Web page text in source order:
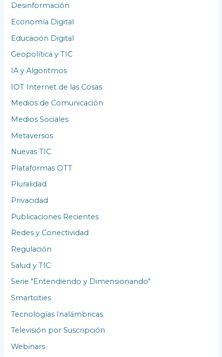
Desinformación
Economía Digital
Educación Digital
Geopolítica y TIC
IA y Algoritmos
IOT Internet de las Cosas
Medios de Comunicación
Medios Sociales
Metaversos
Nuevas TIC
Plataformas OTT
Pluralidad
Privacidad
Publicaciones Recientes
Redes y Conectividad
Regulación
Salud y TIC
Serie "Entendiendo y Dimensionando"
Smartcities
Tecnologías Inalámbricas
Televisión por Suscripción
Webinars